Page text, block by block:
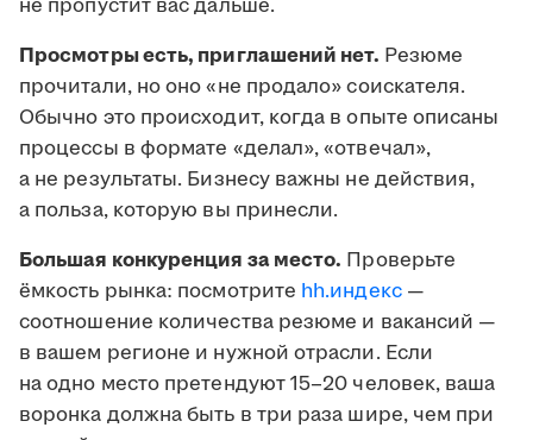
не пропустит вас дальше.
Просмотры есть, приглашений нет. Резюме
прочитали, но оно «не продало» соискателя.
Обычно это происходит, когда в опыте описаны
процессы в формате «делал», «отвечал»,
а не результаты. Бизнесу важны не действия,
а польза, которую вы принесли.
Большая конкуренция за место. Проверьте
ёмкость рынка: посмотрите hh.индекс—
соотношение количества резюме и вакансий —
в вашем регионе и нужной отрасли. Если
на одно место претендуют 15–20 человек, ваша
воронка должна быть в три раза шире, чем при